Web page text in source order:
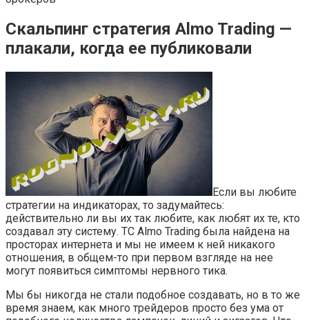
Скальпинг стратегия Almo Trading —
плакали, когда ее публиковали
Если вы любите
стратегии на индикаторах, то задумайтесь:
действительно ли вы их так любите, как любят их те, кто
создавал эту систему. ТС Almo Trading была найдена на
просторах интернета и мы не имеем к ней никакого
отношения, в общем-то при первом взгляде на нее
могут появиться симптомы нервного тика.
Мы бы никогда не стали подобное создавать, но в то же
время знаем, как много трейдеров просто без ума от